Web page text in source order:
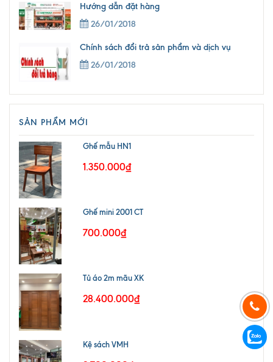
Hướng dẫn đặt hàng
26/01/2018
Chính sách đổi trả sản phẩm và dịch vụ
26/01/2018
SẢN PHẨM MỚI
Ghế mẫu HN1
1.350.000₫
Ghế mini 2001 CT
700.000₫
Tủ áo 2m mãu XK
28.400.000₫
Kệ sách VMH